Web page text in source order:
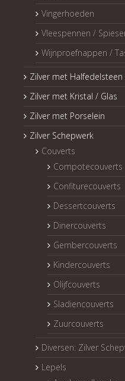
Vingerhoeden
Vleespennen /
Wijnproefnappen /
Zilver met
Zilver met Kristal / Glas
Zilver met Porselein
Zilver Schepwerk
Couverts
Compotecouverts
Confiturecouverts
Dessertcouverts
Dinercouverts
Gembercouverts
Kindercouverts
Olijfcouverts
Sladiencouverts
Zuurcouverts
Diversen: Zilver
Lepels